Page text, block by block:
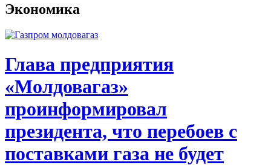
Экономика
Глава предприятия
«Молдовагаз»
проинформировал
президента, что перебоев с
поставками газа не будет